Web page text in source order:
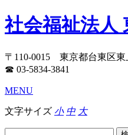
社会福祉法人
〒110-0015 東京都台東区東
☎ 03-5834-3841
MENU
文字サイズ 小 中 大